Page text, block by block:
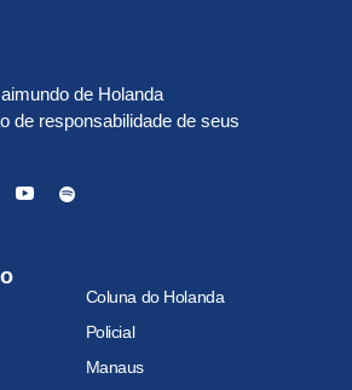
de Holanda
de responsabilidade de seus
Coluna do Holanda
Policial
Manaus